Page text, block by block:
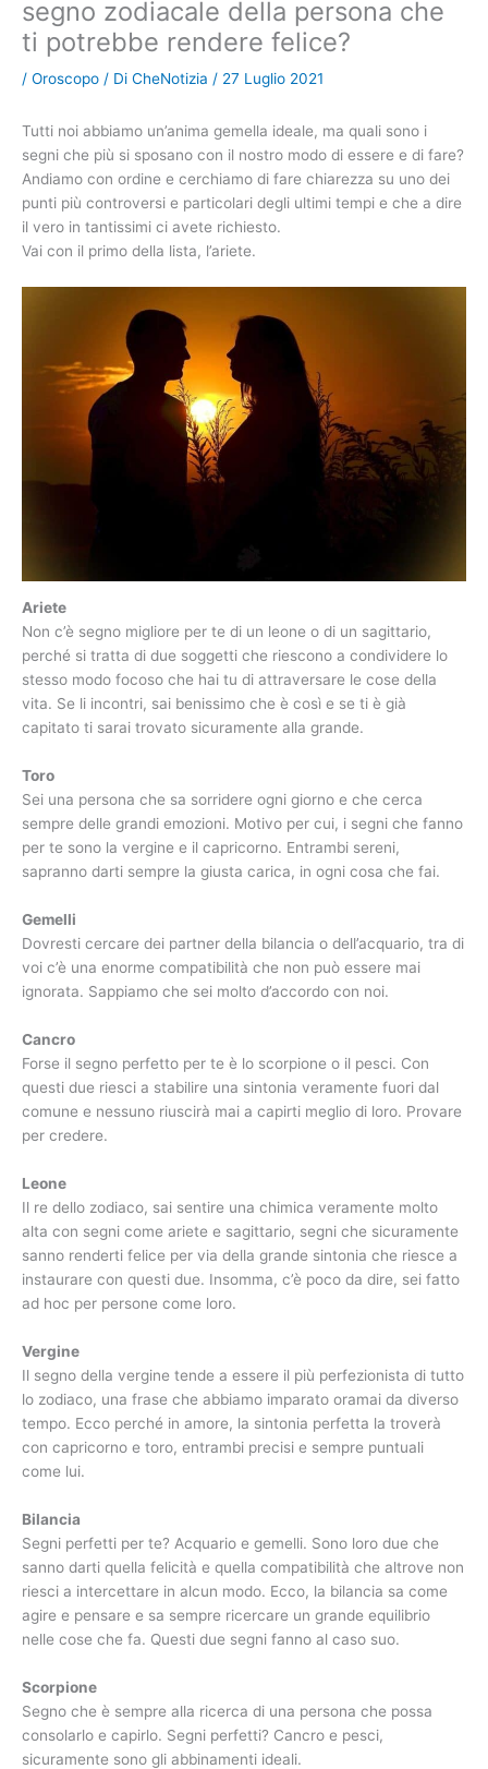
segno zodiacale della persona che
ti potrebbe rendere felice?
/ Oroscopo / Di CheNotizia / 27 Luglio 2021
Tutti noi abbiamo un’anima gemella ideale, ma quali sono i
segni che più si sposano con il nostro modo di essere e di fare?
Andiamo con ordine e cerchiamo di fare chiarezza su uno dei
punti più controversi e particolari degli ultimi tempi e che a dire
il vero in tantissimi ci avete richiesto.
Vai con il primo della lista, l’ariete.
Ariete
Non c’è segno migliore per te di un leone o di un sagittario,
perché si tratta di due soggetti che riescono a condividere lo
stesso modo focoso che hai tu di attraversare le cose della
vita. Se li incontri, sai benissimo che è così e se ti è già
capitato ti sarai trovato sicuramente alla grande.
Toro
Sei una persona che sa sorridere ogni giorno e che cerca
sempre delle grandi emozioni. Motivo per cui, i segni che fanno
per te sono la vergine e il capricorno. Entrambi sereni,
sapranno darti sempre la giusta carica, in ogni cosa che fai.
Gemelli
Dovresti cercare dei partner della bilancia o dell’acquario, tra di
voi c’è una enorme compatibilità che non può essere mai
ignorata. Sappiamo che sei molto d’accordo con noi.
Cancro
Forse il segno perfetto per te è lo scorpione o il pesci. Con
questi due riesci a stabilire una sintonia veramente fuori dal
comune e nessuno riuscirà mai a capirti meglio di loro. Provare
per credere.
Leone
Il re dello zodiaco, sai sentire una chimica veramente molto
alta con segni come ariete e sagittario, segni che sicuramente
sanno renderti felice per via della grande sintonia che riesce a
instaurare con questi due. Insomma, c’è poco da dire, sei fatto
ad hoc per persone come loro.
Vergine
Il segno della vergine tende a essere il più perfezionista di tutto
lo zodiaco, una frase che abbiamo imparato oramai da diverso
tempo. Ecco perché in amore, la sintonia perfetta la troverà
con capricorno e toro, entrambi precisi e sempre puntuali
come lui.
Bilancia
Segni perfetti per te? Acquario e gemelli. Sono loro due che
sanno darti quella felicità e quella compatibilità che altrove non
riesci a intercettare in alcun modo. Ecco, la bilancia sa come
agire e pensare e sa sempre ricercare un grande equilibrio
nelle cose che fa. Questi due segni fanno al caso suo.
Scorpione
Segno che è sempre alla ricerca di una persona che possa
consolarlo e capirlo. Segni perfetti? Cancro e pesci,
sicuramente sono gli abbinamenti ideali.